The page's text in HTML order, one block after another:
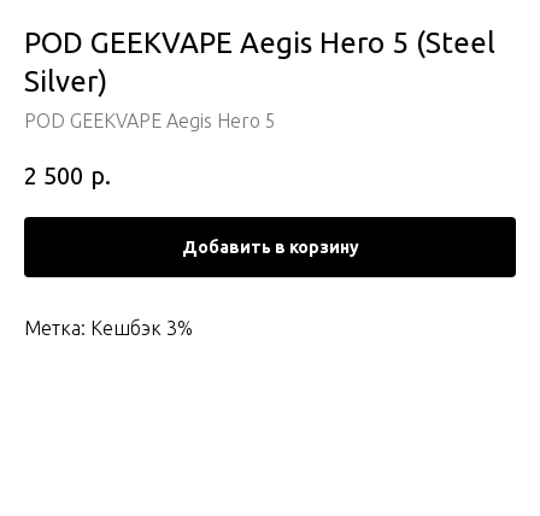
POD GEEKVAPE Aegis Hero 5 (Steel
Silver)
POD GEEKVAPE Aegis Hero 5
2 500 р.
Добавить в корзину
Метка: Кешбэк 3%